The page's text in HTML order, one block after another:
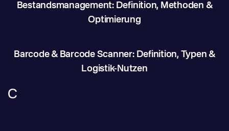
Bestandsmanagement: Definition, Methoden &
Optimierung
Barcode & Barcode Scanner: Definition, Typen &
Logistik-Nutzen
C